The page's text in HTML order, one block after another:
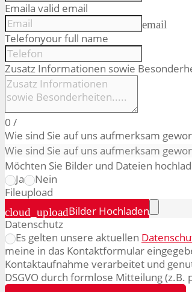
Emaila valid email
email
Telefonyour full name
Zusatz Informationen sowie
0 /
Wie sind Sie auf uns aufmerksam
Möchten Sie Bilder und Dateien
Ja
Nein
Fileupload
cloud_uploadBilder Hochladen
Datenschutz
Es gelten unsere aktuellen
meine in das Kontaktformular
Kontaktaufnahme verarbeitet und
DSGVO durch formlose Mitteilung